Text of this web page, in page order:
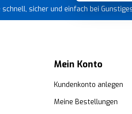
schnell, sicher und einfach bei
Mein Konto
Kundenkonto anlegen
Meine Bestellungen